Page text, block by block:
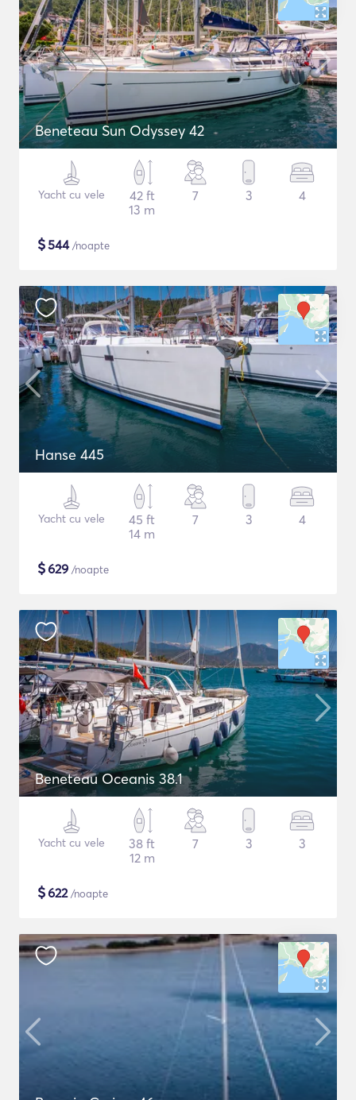
Beneteau Sun Odyssey 42
Yacht cu vele
42 ft
13 m
7 3 4
$544/noapte
Hanse 445
Yacht cu vele
45 ft
14 m
7 3 4
$629 /noapte
Beneteau Oceanis 38.1
Yacht cu vele
38 ft
12 m
7 3 3
$622/noapte